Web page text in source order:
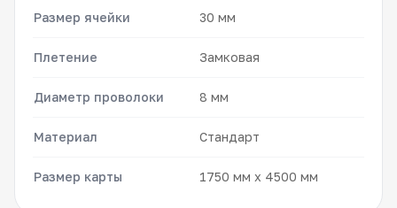
Размер ячейки 30 мм
Плетение Замковая
Диаметр проволоки 8 мм
Материал Стандарт
Размер карты 1750 мм x 4500 мм